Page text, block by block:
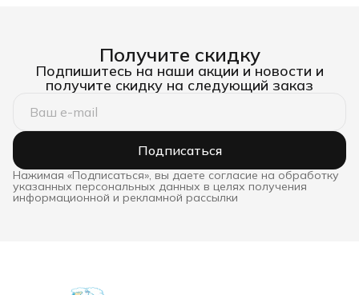
Получите скидку
Подпишитесь на наши акции и новости и
получите скидку на следующий заказ
Подписаться
Нажимая «Подписаться», вы даете согласие на обработку
указанных персональных данных в целях получения
информационной и рекламной рассылки